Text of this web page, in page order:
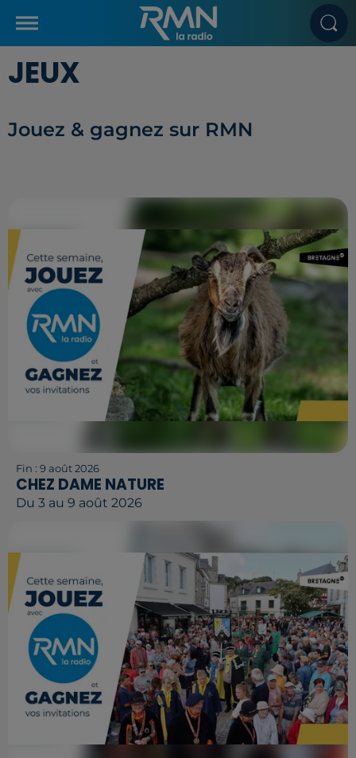
JEUX
Jouez & gagnez sur RMN
Fin : 9 août 2026
CHEZ DAME NATURE
Du 3 au 9 août 2026